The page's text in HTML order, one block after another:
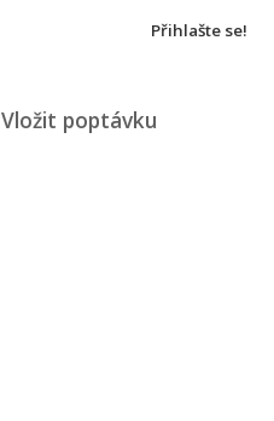
Přihlašte se!
Vložit poptávku